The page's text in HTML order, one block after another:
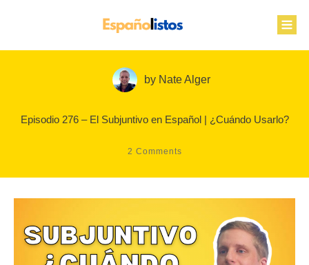
by Nate Alger
Episodio 276 – El Subjuntivo en Español | ¿Cuándo Usarlo?
2 Comments